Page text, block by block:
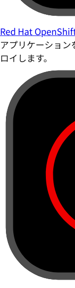
Red Hat
アプリケーショ
ロイします。